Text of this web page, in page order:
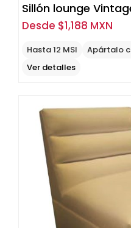
Sillón lounge
Desde $1,188 MXN
Hasta 12 MSI
Apártalo
Ver detalles